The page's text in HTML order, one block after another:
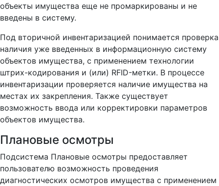
объекты имущества еще не промаркированы и не
введены в систему.
Под вторичной инвентаризацией понимается проверка
наличия уже введенных в информационную систему
объектов имущества, с применением технологии
штрих-кодирования и (или) RFID-метки. В процессе
инвентаризации проверяется наличие имущества на
местах их закрепления. Также существует
возможность ввода или корректировки параметров
объектов имущества.
Плановые осмотры
Подсистема Плановые осмотры предоставляет
пользователю возможность проведения
диагностических осмотров имущества с применением